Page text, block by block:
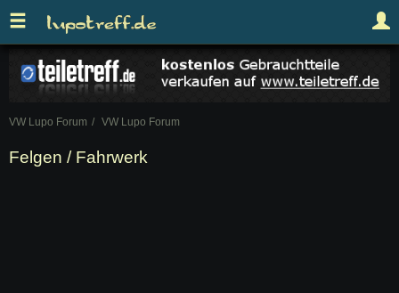
VW Lupo Forum VW Lupo Forum
Felgen / Fahrwerk